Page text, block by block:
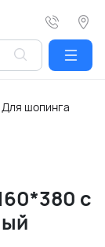
Для шопинга
с